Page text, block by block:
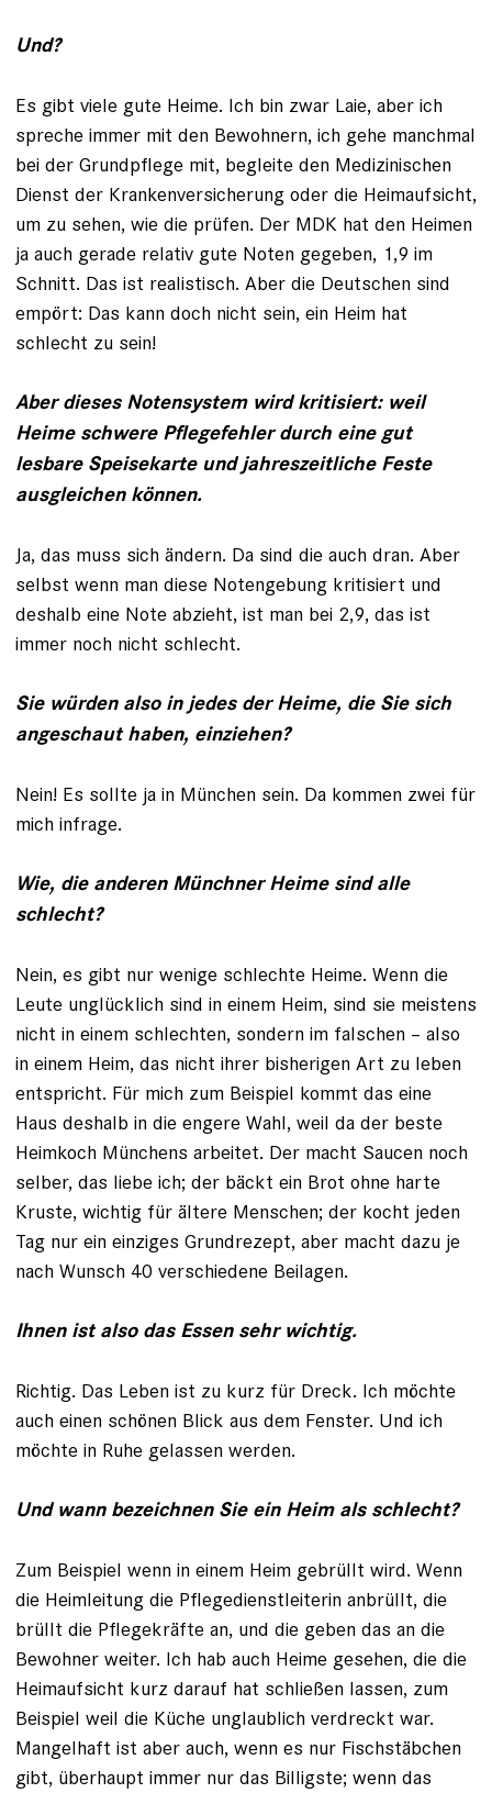
Und?
Es gibt viele gute Heime. Ich bin zwar Laie, aber ich
spreche immer mit den Bewohnern, ich gehe manchmal
bei der Grundpflege mit, begleite den Medizinischen
Dienst der Krankenversicherung oder die Heimaufsicht,
um zu sehen, wie die prüfen. Der MDK hat den Heimen
ja auch gerade relativ gute Noten gegeben, 1,9 im
Schnitt. Das ist realistisch. Aber die Deutschen sind
empört: Das kann doch nicht sein, ein Heim hat
schlecht zu sein!
Aber dieses Notensystem wird kritisiert: weil
Heime schwere Pflegefehler durch eine gut
lesbare Speisekarte und jahreszeitliche Feste
ausgleichen können.
Ja, das muss sich ändern. Da sind die auch dran. Aber
selbst wenn man diese Notengebung kritisiert und
deshalb eine Note abzieht, ist man bei 2,9, das ist
immer noch nicht schlecht.
Sie würden also in jedes der Heime, die Sie sich
angeschaut haben, einziehen?
Nein! Es sollte ja in München sein. Da kommen zwei für
mich infrage.
Wie, die anderen Münchner Heime sind alle
schlecht?
Nein, es gibt nur wenige schlechte Heime. Wenn die
Leute unglücklich sind in einem Heim, sind sie meistens
nicht in einem schlechten, sondern im falschen – also
in einem Heim, das nicht ihrer bisherigen Art zu leben
entspricht. Für mich zum Beispiel kommt das eine
Haus deshalb in die en­gere Wahl, weil da der beste
Heimkoch Münchens arbeitet. Der macht Saucen noch
selber, das liebe ich; der bäckt ein Brot ohne harte
Kruste, wichtig für ältere Menschen; der kocht jeden
Tag nur ein ­einziges Grundrezept, aber macht dazu je
nach Wunsch 40 verschiedene Beilagen.
Ihnen ist also das Essen sehr wichtig.
Richtig. Das Leben ist zu kurz für Dreck. Ich möchte
auch einen schönen Blick aus dem Fenster. Und ich
möchte in Ruhe gelassen werden.
Und wann bezeichnen Sie ein Heim als schlecht?
Zum Beispiel wenn in einem Heim gebrüllt wird. Wenn
die Heimleitung die Pflegedienstleiterin anbrüllt, die
brüllt die Pflegekräfte an, und die geben das an die
Bewohner weiter. Ich hab auch Heime gesehen, die die
Heimaufsicht kurz darauf hat schließen lassen, zum
Beispiel weil die Küche unglaublich verdreckt war.
Mangelhaft ist aber auch, wenn es nur Fischstäbchen
gibt, überhaupt immer nur das Billigste; wenn das